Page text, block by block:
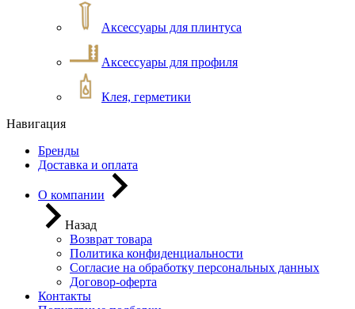
Аксессуары для плинтуса
Аксессуары для профиля
Клея, герметики
Навигация
Бренды
Доставка и оплата
О компании
Назад
Возврат товара
Политика конфиденциальности
Согласие на обработку персональных данных
Договор-оферта
Контакты